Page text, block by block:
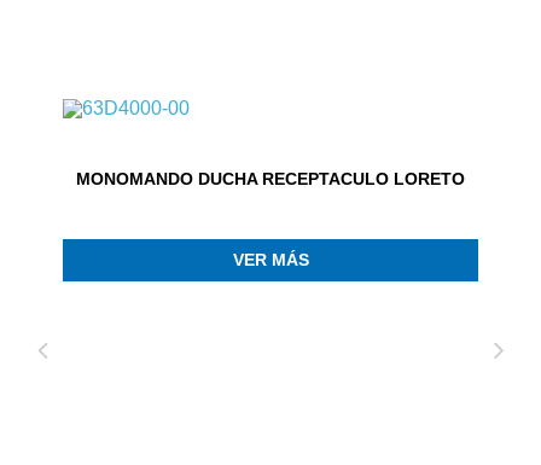
MONOMANDO DUCHA RECEPTACULO LORETO
VER MÁS